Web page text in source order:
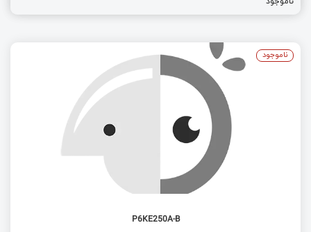
P6KE250A-B
ناموجود